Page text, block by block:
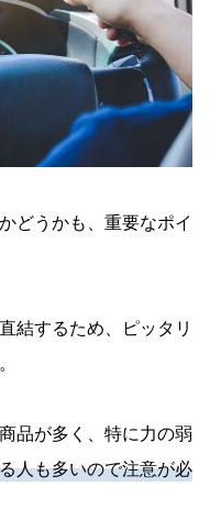
どうかも、重要なポイ
結するため、ピッタリ
品が多く、特に力の弱
人も多いので注意が必